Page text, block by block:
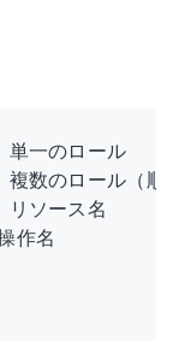
一のロール
数のロール（順に
ソース名
作名